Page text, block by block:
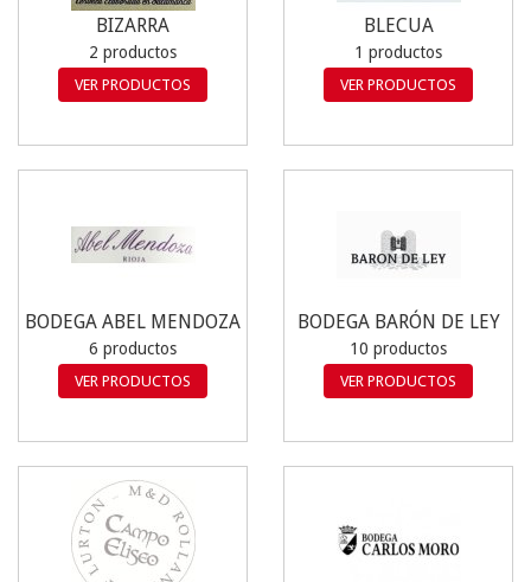
BIZARRA
2 productos
VER PRODUCTOS
BLECUA
1 productos
VER PRODUCTOS
BODEGA ABEL MENDOZA
6 productos
VER PRODUCTOS
BODEGA BARÓN DE LEY
10 productos
VER PRODUCTOS